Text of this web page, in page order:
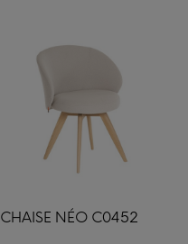
CHAISE NÉO C0452